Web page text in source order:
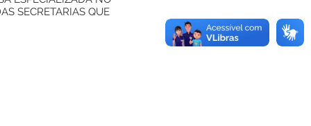
SECRETARIAS QUE